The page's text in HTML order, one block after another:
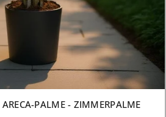
AUSVERKAUFT
ARECA-PALME - ZIMMERPALME